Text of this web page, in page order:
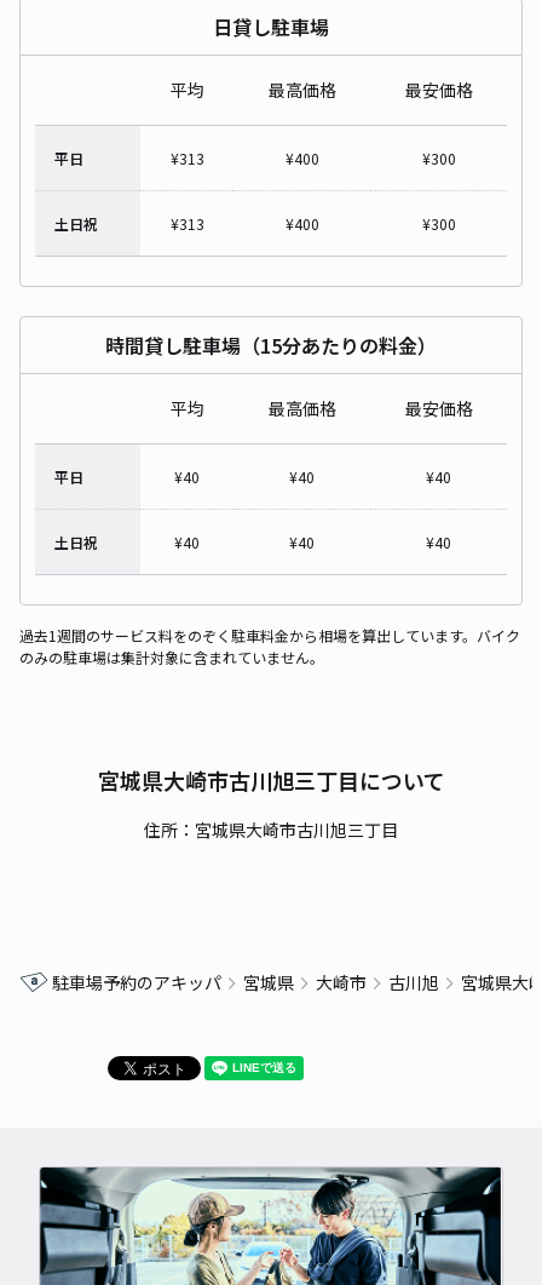
日貸し駐車場
平均 最高価格 最安価格
平日 ¥313 ¥400 ¥300
土日祝 ¥313 ¥400 ¥300
時間貸し駐車場（15分あたりの料金）
平均 最高価格 最安価格
平日 ¥40 ¥40 ¥40
土日祝 ¥40 ¥40 ¥40
過去1週間のサービス料をのぞく駐車料金から相場を算出しています。バイク
のみの駐車場は集計対象に含まれていません。
宮城県大崎市古川旭三丁目について
住所：宮城県大崎市古川旭三丁目
駐車場予約のアキッパ 宮城県 大崎市 古川旭 宮城県大